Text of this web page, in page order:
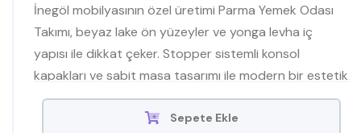
İnegöl mobilyasının özel üretimi Parma Yemek Odası
Takımı, beyaz lake ön yüzeyler ve yonga levha iç
yapısı ile dikkat çeker. Stopper sistemli konsol
kapakları ve sabit masa tasarımı ile modern bir estetik
sunar. Şimdi Mobilyamevime.com'da.
Sepete Ekle